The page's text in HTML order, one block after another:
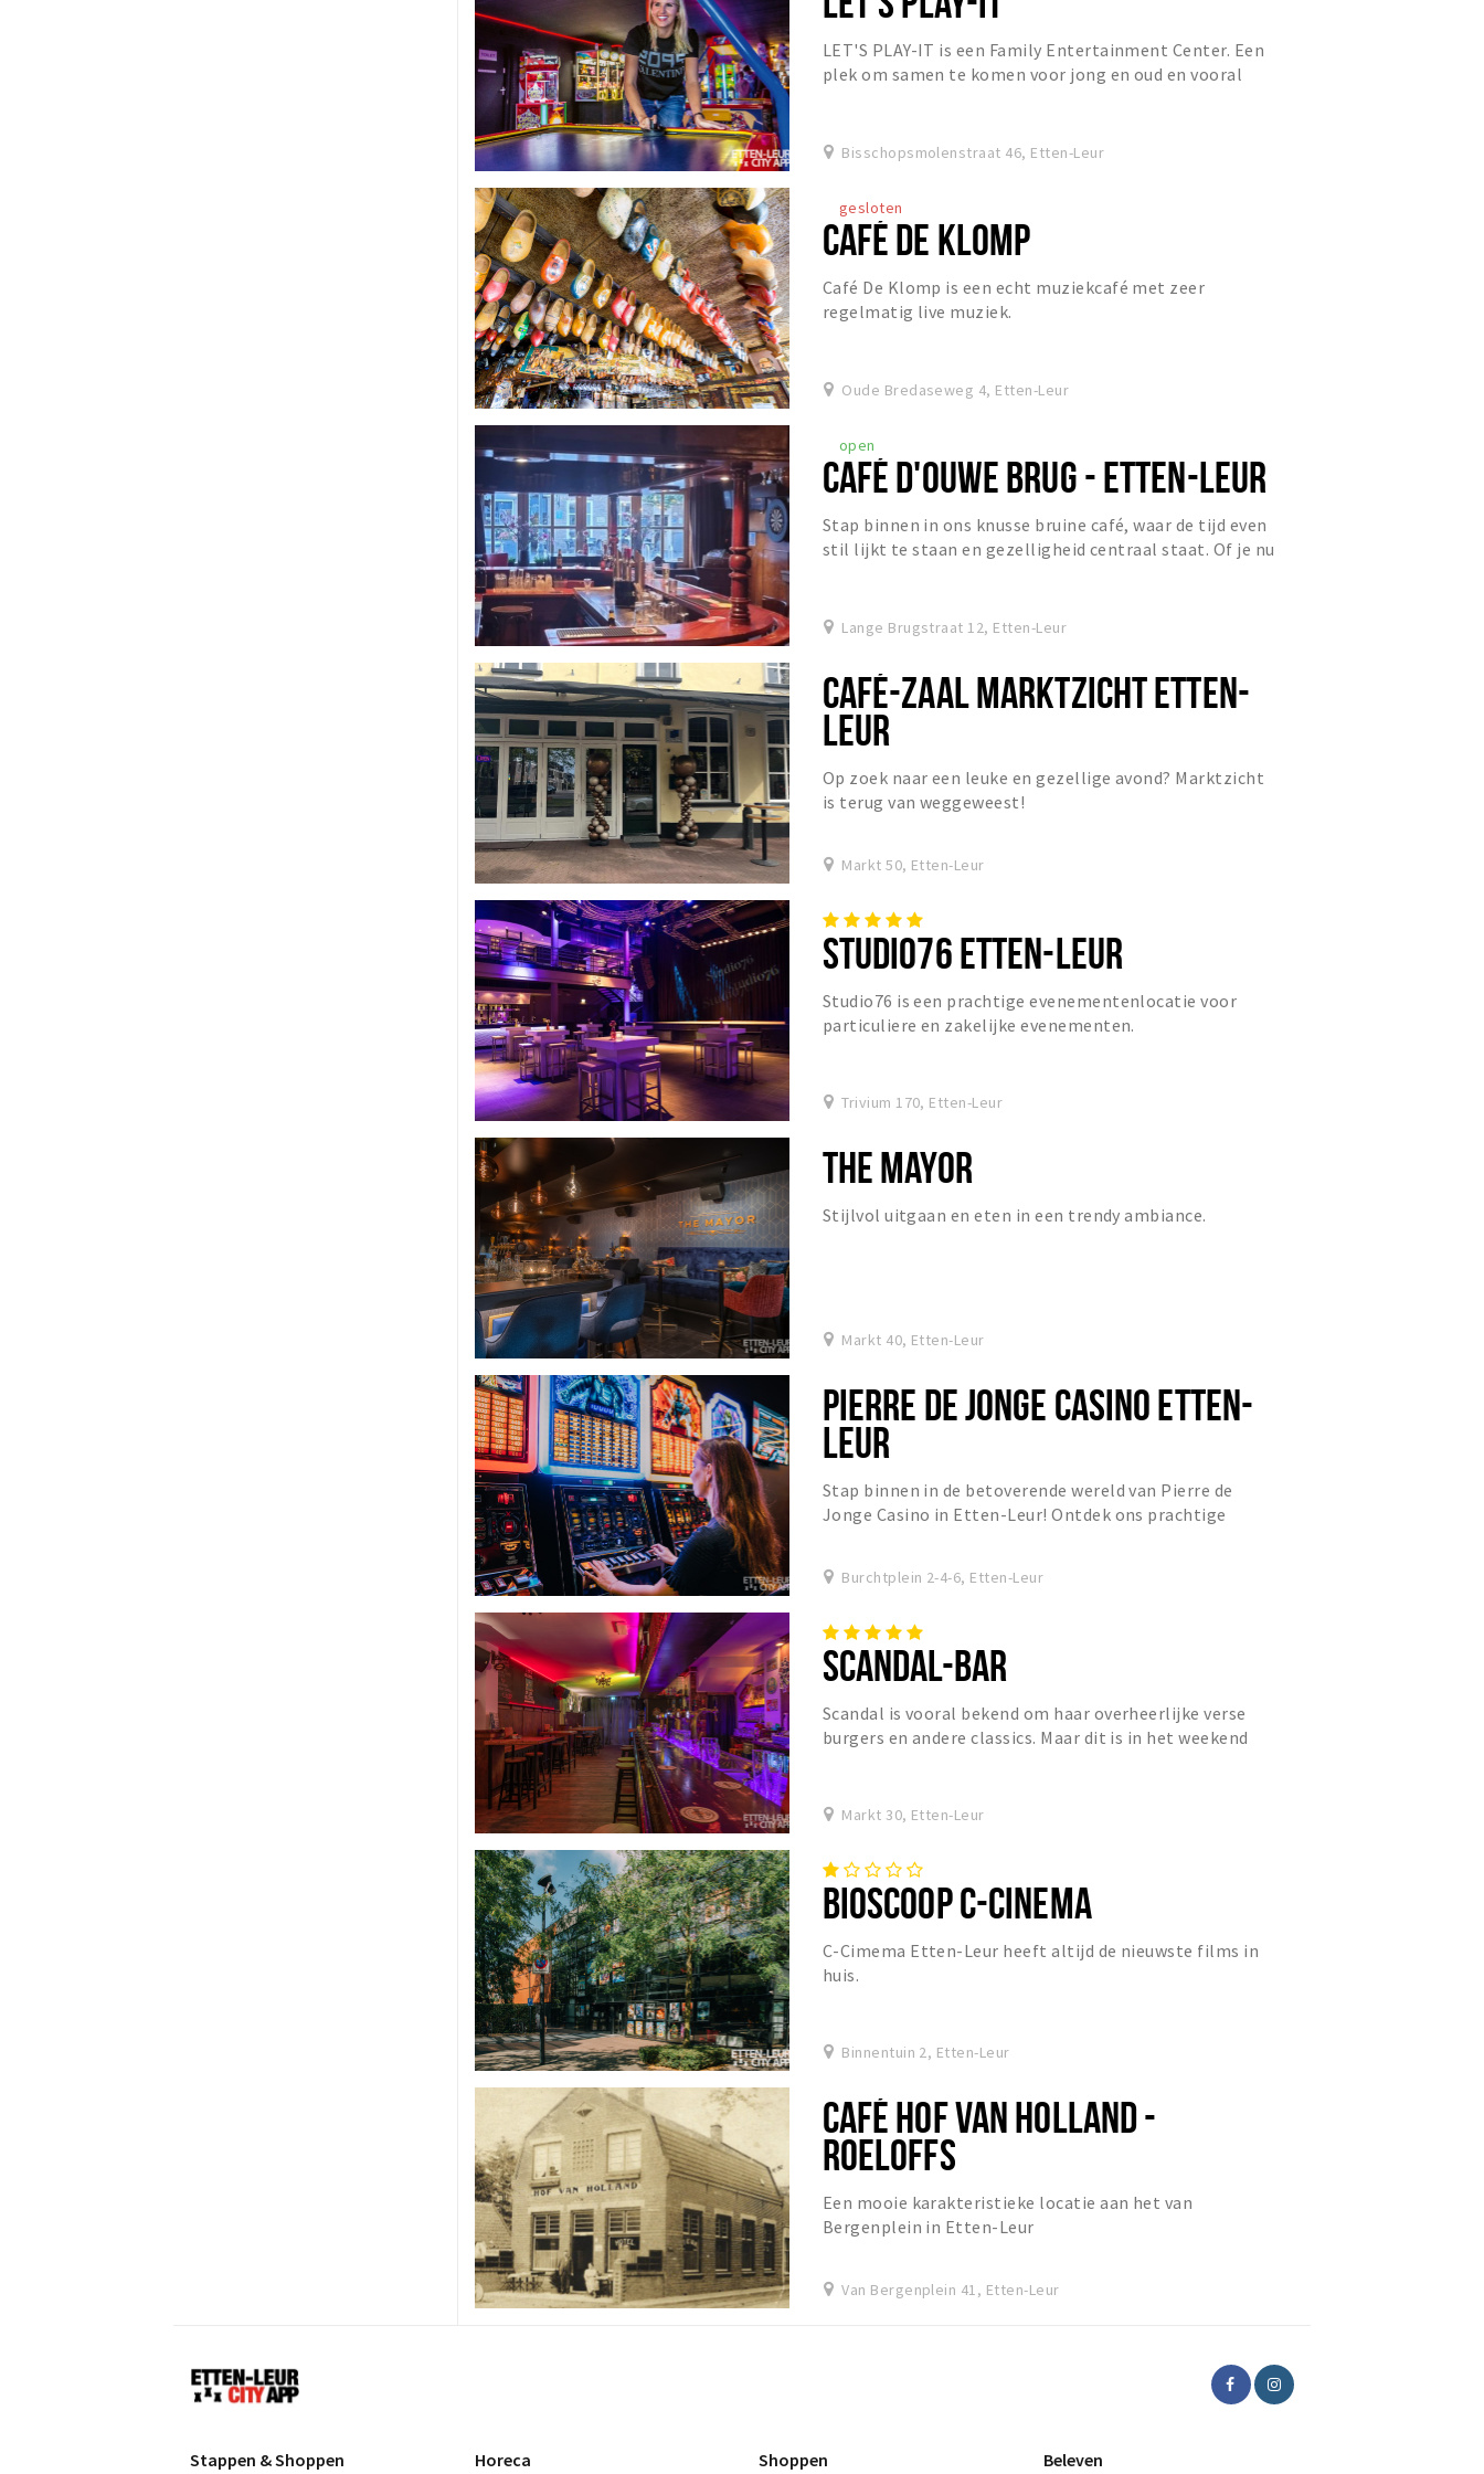
LET'S PLAY-IT is een Family Entertainment Center. Een
plek om samen te komen voor jong en oud en vooral
Bisschopsmolenstraat 46, Etten-Leur
gesloten
CAFÉ DE KLOMP
Café De Klomp is een echt muziekcafé met zeer
regelmatig live muziek.
Oude Bredaseweg 4, Etten-Leur
open
CAFÉ D'OUWE BRUG - ETTEN-LEUR
Stap binnen in ons knusse bruine café, waar de tijd even
stil lijkt te staan en gezelligheid centraal staat. Of je nu
Lange Brugstraat 12, Etten-Leur
CAFÉ-ZAAL MARKTZICHT ETTEN-
LEUR
Op zoek naar een leuke en gezellige avond? Marktzicht
is terug van weggeweest!
Markt 50, Etten-Leur
STUDIO76 ETTEN-LEUR
Studio76 is een prachtige evenementenlocatie voor
particuliere en zakelijke evenementen.
Trivium 170, Etten-Leur
THE MAYOR
Stijlvol uitgaan en eten in een trendy ambiance.
Markt 40, Etten-Leur
PIERRE DE JONGE CASINO ETTEN-
LEUR
Stap binnen in de betoverende wereld van Pierre de
Jonge Casino in Etten-Leur! Ontdek ons prachtige
Burchtplein 2-4-6, Etten-Leur
SCANDAL-BAR
Scandal is vooral bekend om haar overheerlijke verse
burgers en andere classics. Maar dit is in het weekend
Markt 30, Etten-Leur
BIOSCOOP C-CINEMA
C-Cimema Etten-Leur heeft altijd de nieuwste films in
huis.
Binnentuin 2, Etten-Leur
CAFÉ HOF VAN HOLLAND -
ROELOFFS
Een mooie karakteristieke locatie aan het van
Bergenplein in Etten-Leur
Van Bergenplein 41, Etten-Leur
Etten-
Leur
Stappen & Shoppen Horeca Shoppen Beleven